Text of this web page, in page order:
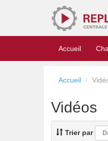
Replay
Accueil
Accueil
Vidéos
Trier par